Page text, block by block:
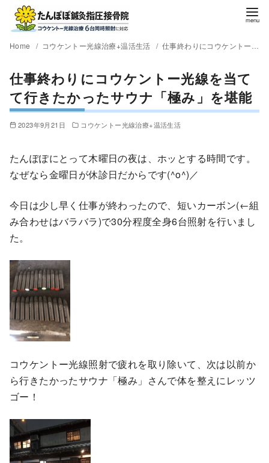
Home コウケントー光線治療+温活生活 仕事終わりにコウケントー光線を当てて行きたかったサウナ「極み」を堪能
仕事終わりにコウケントー光線を当て
て行きたかったサウナ「極み」を堪能
2023年9月21日 コウケントー光線治療+温活生活
たんぽぽにとって木曜日の夜は、ホッとする時間です。
なぜなら金曜日が休診日だからです(^o^)／
今日は少し早く仕事が終わったので、短いカーボン(←組
み合わせはバラバラ)で30分程度全身6台照射を行いまし
た。
コウケントー光線照射で疲れを取り除いて、次は以前か
ら行きたかったサウナ「極み」さんで体を整えにレッツ
ゴー！